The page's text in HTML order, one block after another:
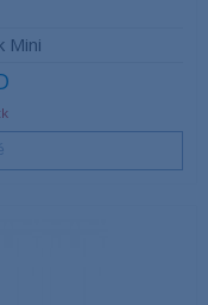
Mini